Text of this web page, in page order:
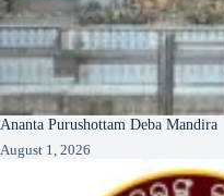
Ananta Purushottam Deba Mandira
August 1, 2026